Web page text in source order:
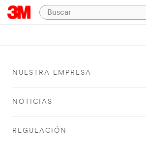
NUESTRA EMPRESA
NOTICIAS
REGULACIÓN